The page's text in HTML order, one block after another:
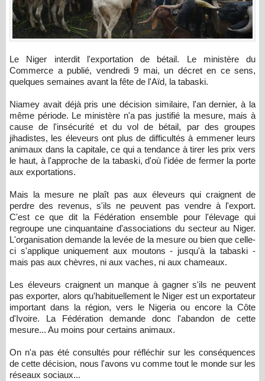
Le Niger interdit l'exportation de bétail. Le ministère du
Commerce a publié, vendredi 9 mai, un décret en ce sens,
quelques semaines avant la fête de l'Aïd, la tabaski.
Niamey avait déjà pris une décision similaire, l'an dernier, à la
même période. Le ministère n'a pas justifié la mesure, mais à
cause de l'insécurité et du vol de bétail, par des groupes
jihadistes, les éleveurs ont plus de difficultés à emmener leurs
animaux dans la capitale, ce qui a tendance à tirer les prix vers
le haut, à l'approche de la tabaski, d'où l'idée de fermer la porte
aux exportations.
Mais la mesure ne plaît pas aux éleveurs qui craignent de
perdre des revenus, s'ils ne peuvent pas vendre à l'export.
C'est ce que dit la Fédération ensemble pour l'élevage qui
regroupe une cinquantaine d'associations du secteur au Niger.
L'organisation demande la levée de la mesure ou bien que celle-
ci s'applique uniquement aux moutons - jusqu'à la tabaski -
mais pas aux chèvres, ni aux vaches, ni aux chameaux.
Les éleveurs craignent un manque à gagner s'ils ne peuvent
pas exporter, alors qu'habituellement le Niger est un exportateur
important dans la région, vers le Nigeria ou encore la Côte
d'Ivoire. La Fédération demande donc l'abandon de cette
mesure... Au moins pour certains animaux.
On n'a pas été consultés pour réfléchir sur les conséquences
de cette décision, nous l'avons vu comme tout le monde sur les
réseaux sociaux...